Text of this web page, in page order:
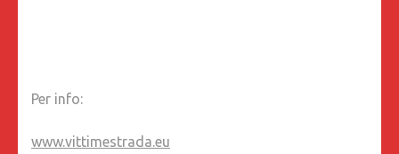
Per info:
www.vittimestrada.eu